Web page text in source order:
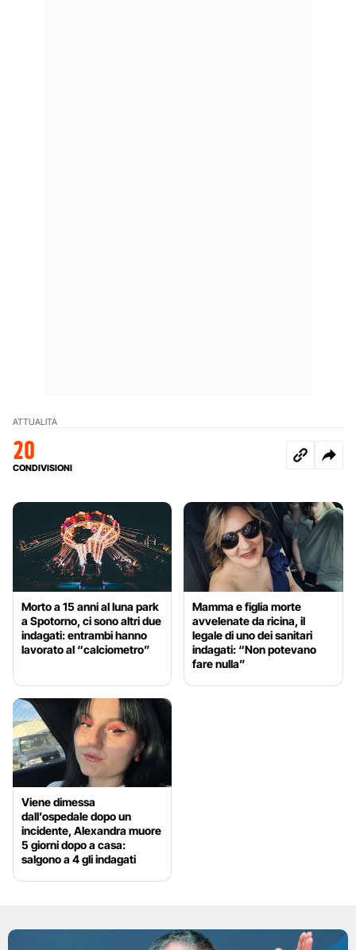
ATTUALITÀ
20
CONDIVISIONI
Morto a 15 anni al luna park
a Spotorno, ci sono altri due
indagati: entrambi hanno
lavorato al “calciometro”
Mamma e figlia morte
avvelenate da ricina, il
legale di uno dei sanitari
indagati: “Non potevano
fare nulla”
Viene dimessa
dall’ospedale dopo un
incidente, Alexandra muore
5 giorni dopo a casa:
salgono a 4 gli indagati